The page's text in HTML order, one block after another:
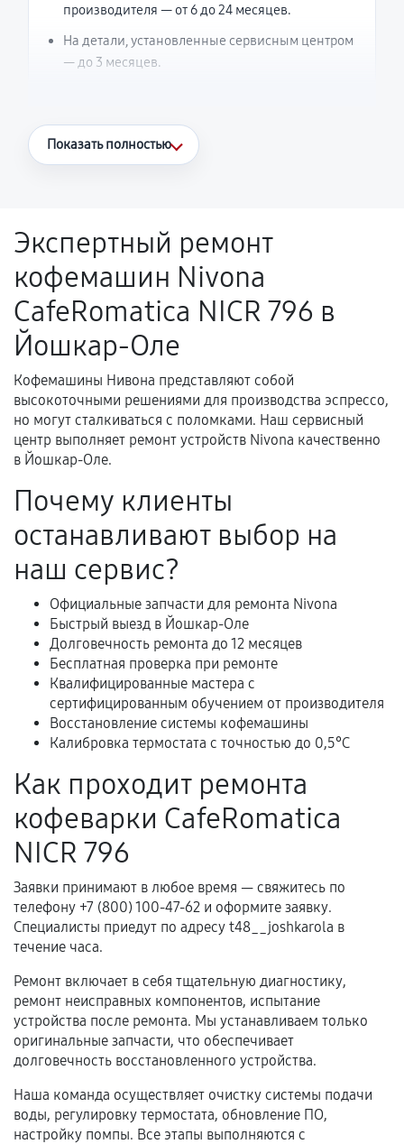
производителя — от 6 до 24 месяцев.
На детали, установленные сервисным центром
— до 3 месяцев.
Что считается гарантийным случаем
Поломка установленной детали при
нормальной эксплуатации в течение
гарантийного срока.
Несоответствие комплектующей заявленным
техническим характеристикам.
Документы для подтверждения
гарантии
Акт выполненных работ с датой, перечнем
услуг и сроком гарантии.
Документы на установленные комплектующие
и кассовый чек.
Расширенная гарантия
В некоторых случаях возможно оформление
расширенной гарантии. Стоимость, сроки и
условия продления согласовываются отдельно и
Когда гарантия не действует
механические повреждения, попадание влаги,
перегрев, коррозия.
Самостоятельный ремонт или вмешательство
Естественный износ деталей, если иное не
предусмотрено отдельно.
Обращение после окончания гарантийного
срока.
Программные сбои, если это не указано в
отдельных условиях.
Показать полностью
Экспертный ремонт
кофемашин Nivona
CafeRomatica NICR 796 в
Йошкар-Оле
Кофемашины Нивона представляют собой
высокоточными решениями для производства эспрессо,
но могут сталкиваться с поломками. Наш сервисный
центр выполняет ремонт устройств Nivona качественно
в Йошкар-Оле.
Почему клиенты
останавливают выбор на
наш сервис?
Официальные запчасти для ремонта Nivona
Быстрый выезд в Йошкар-Оле
Долговечность ремонта до 12 месяцев
Бесплатная проверка при ремонте
Квалифицированные мастера с
сертифицированным обучением от производителя
Восстановление системы кофемашины
Калибровка термостата с точностью до 0,5°C
Как проходит ремонта
кофеварки CafeRomatica
NICR 796
Заявки принимают в любое время — свяжитесь по
телефону +7 (800) 100-47-62 и оформите заявку.
Специалисты приедут по адресу t48__joshkarola в
течение часа.
Ремонт включает в себя тщательную диагностику,
ремонт неисправных компонентов, испытание
устройства после ремонта. Мы устанавливаем только
оригинальные запчасти, что обеспечивает
долговечность восстановленного устройства.
Наша команда осуществляет очистку системы подачи
воды, регулировку термостата, обновление ПО,
настройку помпы. Все этапы выполняются с